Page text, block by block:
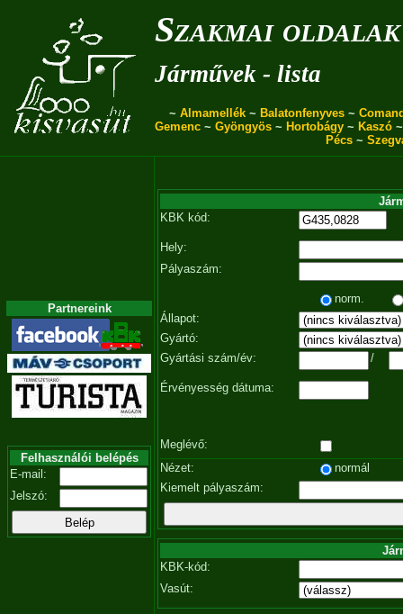
Szakmai oldalak
Járművek - lista
~ Almamellék ~ Balatonfenyves ~
Gemenc ~ Gyöngyös ~ Hortobágy ~ Kaszó
Pécs ~
Partnereink
Felhasználói belépés
E-mail:
Jelszó:
KBK kód:
Hely:
Pályaszám:
norm.
Állapot:
Gyártó:
Gyártási szám/év:
/
Érvényesség dátuma:
Meglévő:
Nézet:
normál
Kiemelt pályaszám:
KBK-kód:
Vasút: